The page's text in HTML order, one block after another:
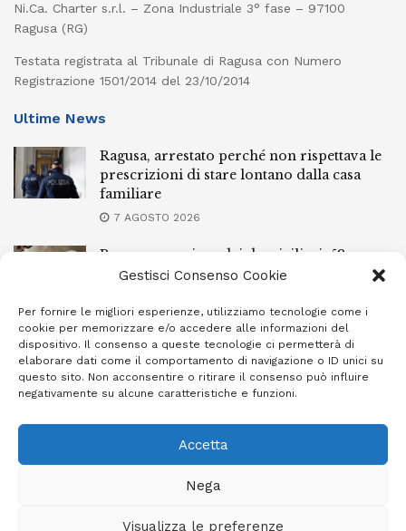
Gestisci Consenso Cookie
Per fornire le migliori esperienze, utilizziamo tecnologie come i
cookie per memorizzare e/o accedere alle informazioni del
dispositivo. Il consenso a queste tecnologie ci permetterà di
elaborare dati come il comportamento di navigazione o ID unici su
questo sito. Non acconsentire o ritirare il consenso può influire
negativamente su alcune caratteristiche e funzioni.
Accetta
Nega
Visualizza le preferenze
Ni.Ca. Charter s.r.l. – Zona Industriale 3° fase – 97100
Ragusa (RG)
Testata registrata al Tribunale di Ragusa con Numero
Registrazione 1501/2014 del 23/10/2014
Ultime News
Ragusa, arrestato perché non rispettava le
prescrizioni di stare lontano dalla casa
familiare
7 AGOSTO 2026
Ragusa, spacciava dai domiciliari: 52enne
finisce in carcere
Incendi a Modica, torna in libertà il
marocchino di 23 anni
7 AGOSTO 2026